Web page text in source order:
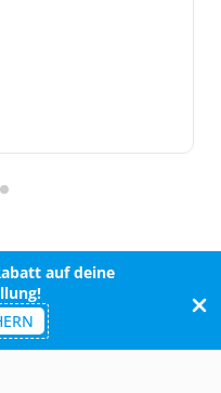
auf deine